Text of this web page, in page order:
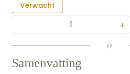
Verwacht
+
Samenvatting